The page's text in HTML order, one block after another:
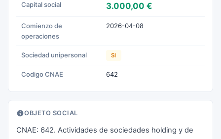
Capital social 3.000,00 €
Comienzo de
operaciones
2026-04-08
Sociedad unipersonal SI
Codigo CNAE 642
OBJETO SOCIAL
CNAE: 642. Actividades de sociedades holding y de